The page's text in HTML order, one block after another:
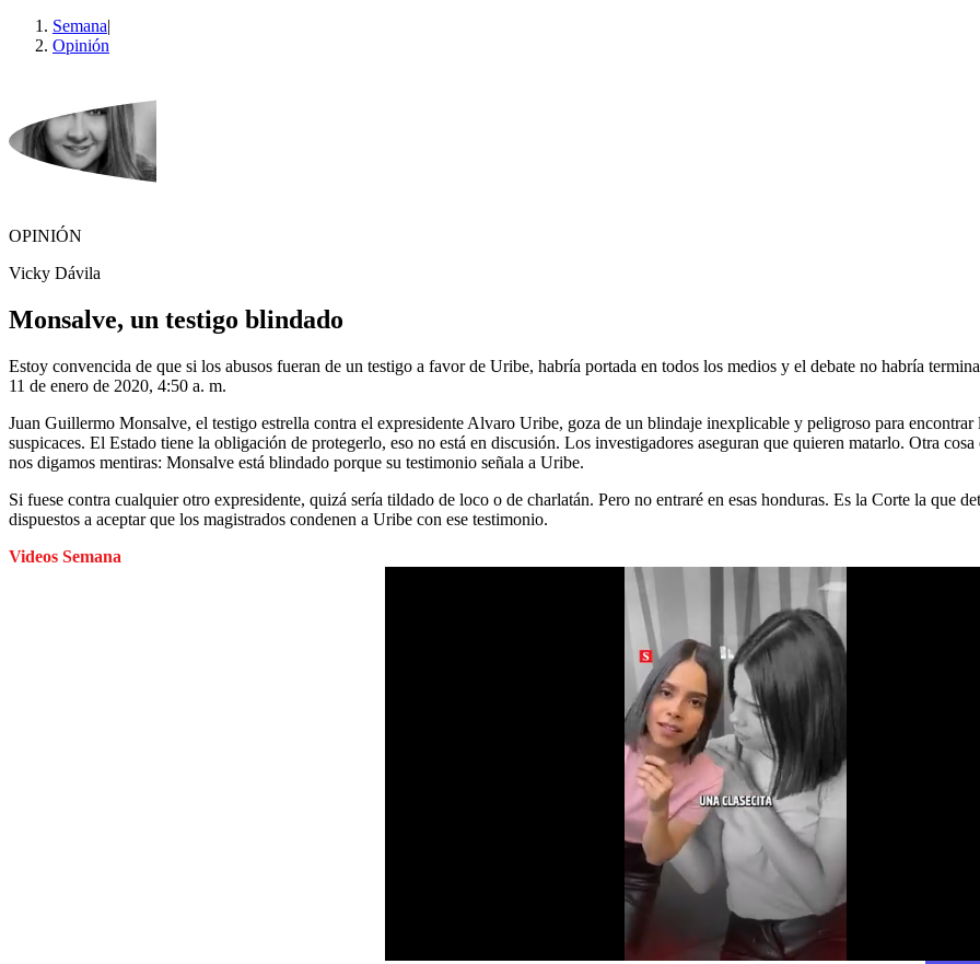
Semana|
Opinión
OPINIÓN
Vicky Dávila
Monsalve, un testigo blindado
Estoy convencida de que si los abusos fueran de un testigo a favor de Uribe, habría portada en todos los medios y el debate no habría
11 de enero de 2020, 4:50 a. m.
Juan Guillermo Monsalve, el testigo estrella contra el expresidente Alvaro Uribe, goza de un blindaje inexplicable y peligroso para
suspicaces. El Estado tiene la obligación de protegerlo, eso no está en discusión. Los investigadores aseguran que quieren matarlo. Otra
nos digamos mentiras: Monsalve está blindado porque su testimonio señala a Uribe.
Si fuese contra cualquier otro expresidente, quizá sería tildado de loco o de charlatán. Pero no entraré en esas honduras. Es la Corte la que
dispuestos a aceptar que los magistrados condenen a Uribe con ese testimonio.
Videos Semana